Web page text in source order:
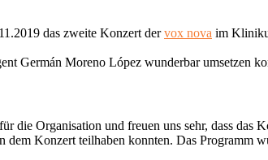
das zweite Konzert dervox nova im
Germán Moreno López wunderbar umsetzen
Organisation und freuen uns sehr, dass das
Konzert teilhaben konnten. Das Programm